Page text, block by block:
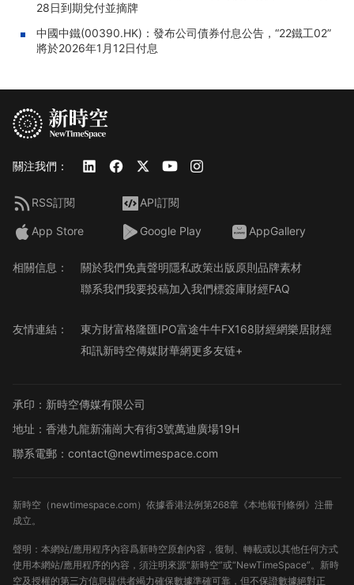
28日到期兌付並摘牌
中國中鐵(00390.HK)：發布公司債券付息公告，“22鐵工02”
將於2026年1月12日付息
關注我們：
RSS訂閱 API訂閱
App Store Google Play AppGallery
相關信息： 關於我們免責聲明隱私政策出版原則品牌素材
聯系我們我要投稿加入我們標簽庫財經FAQ
友情連結： 東方財富格隆匯IPO富途牛牛FX168財經網樂居財經
和訊新時空傳媒財華網更多友链+
承印：新時空傳媒有限公司
地址：香港九龍新蒲崗大有街3號萬迪廣場19H
聯系電郵：contact@newtimespace.com
新時空（ newtimespace.com）依據香港法例第268章《本地報刊條例》注冊
成立。
聲明：本網站/應用程序內容爲新時空原創內容，復制、轉載或以其他任何方式
使用本網站/應用程序的內容，須注明來源“新時空”或“NewTimeSpace”。新時
空及授權的第三方信息提供者竭力確保數據準確可靠，但不保證數據絕對正